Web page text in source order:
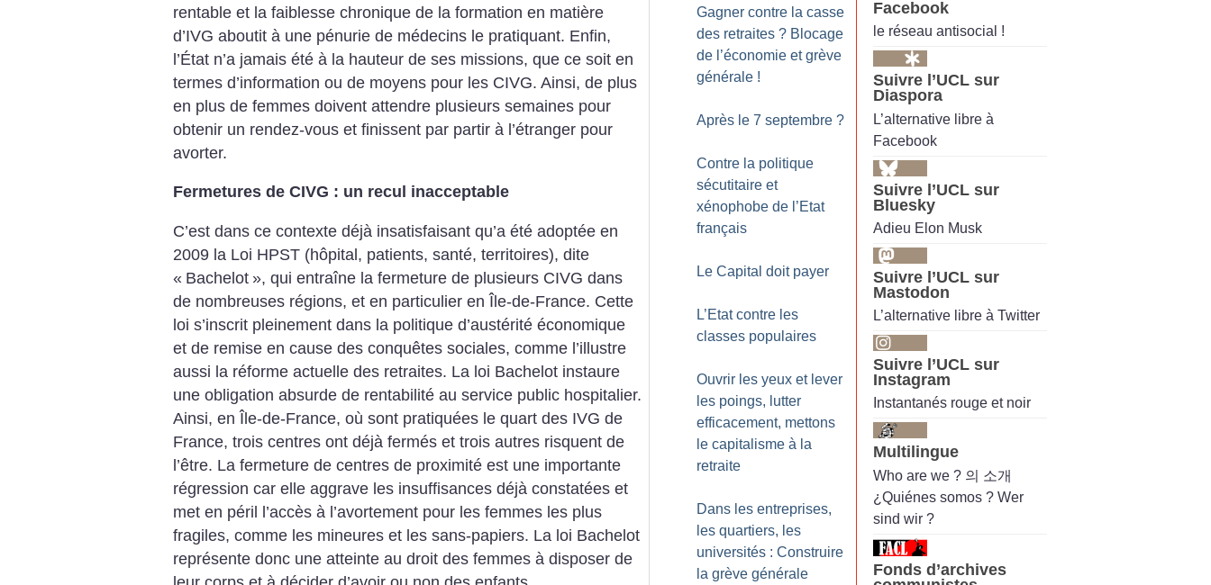
rentable et la faiblesse chronique de la formation en matière
d’IVG aboutit à une pénurie de médecins le pratiquant. Enfin,
l’État n’a jamais été à la hauteur de ses missions, que ce soit en
termes d’information ou de moyens pour les CIVG. Ainsi, de plus
en plus de femmes doivent attendre plusieurs semaines pour
obtenir un rendez-vous et finissent par partir à l’étranger pour
avorter.
Fermetures de CIVG : un recul inacceptable
C’est dans ce contexte déjà insatisfaisant qu’a été adoptée en
2009 la Loi HPST (hôpital, patients, santé, territoires), dite
« Bachelot », qui entraîne la fermeture de plusieurs CIVG dans
de nombreuses régions, et en particulier en Île-de-France. Cette
loi s’inscrit pleinement dans la politique d’austérité économique
et de remise en cause des conquêtes sociales, comme l’illustre
aussi la réforme actuelle des retraites. La loi Bachelot instaure
une obligation absurde de rentabilité au service public hospitalier.
Ainsi, en Île-de-France, où sont pratiquées le quart des IVG de
France, trois centres ont déjà fermés et trois autres risquent de
l’être. La fermeture de centres de proximité est une importante
régression car elle aggrave les insuffisances déjà constatées et
met en péril l’accès à l’avortement pour les femmes les plus
fragiles, comme les mineures et les sans-papiers. La loi Bachelot
représente donc une atteinte au droit des femmes à disposer de
Gagner contre la casse
des retraites ? Blocage
de l’économie et grève
générale !
Après le 7 septembre ?
Contre la politique
sécutitaire et
xénophobe de l’Etat
français
Le Capital doit payer
L’Etat contre les
classes populaires
Ouvrir les yeux et lever
les poings, lutter
efficacement, mettons
le capitalisme à la
retraite
Dans les entreprises,
les quartiers, les
universités : Construire
la grève générale
Facebook
le réseau antisocial !
Suivre l’UCL sur
Diaspora
L’alternative libre à
Facebook
Suivre l’UCL sur
Bluesky
Adieu Elon Musk
Suivre l’UCL sur
Mastodon
L’alternative libre à Twitter
Suivre l’UCL sur
Instagram
Instantanés rouge et noir
Multilingue
Who are we ? 의 소개
¿Quiénes somos ? Wer
sind wir ?
Fonds d’archives